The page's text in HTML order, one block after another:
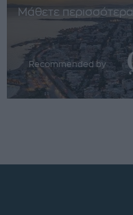
Μάθετε περισσότερα
Recommended by